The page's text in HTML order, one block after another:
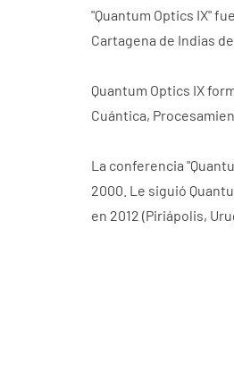
"Quantum Optics IX"
Cartagena de Indias
Quantum Optics IX
Cuántica,
La conferencia
2000. Le siguió
en 2012 (Piriápolis,